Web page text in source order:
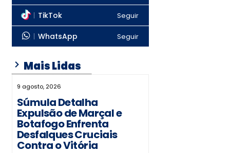
TikTok Seguir
WhatsApp Seguir
Mais Lidas
9 agosto, 2026
Súmula Detalha
Expulsão de Marçal e
Botafogo Enfrenta
Desfalques Cruciais
Contra o Vitória